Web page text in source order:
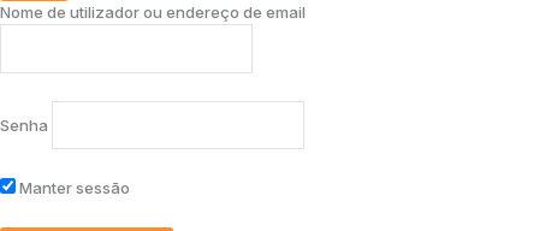
Nome de utilizador ou endereço de email
Senha
Manter sessão